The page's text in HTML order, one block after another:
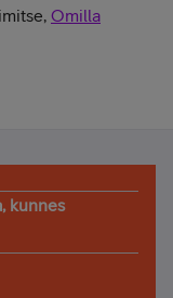
Omilla
kunnes